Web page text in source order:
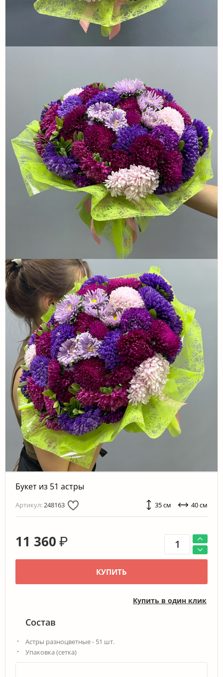
Букет из 51 астры
Артикул: 248163 35 см 40 см
11 360 ₽
КУПИТЬ
Купить в один клик
Состав
Астры разноцветные - 51 шт.
Упаковка (сетка)